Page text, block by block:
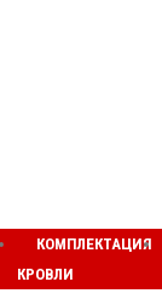
КОМПЛЕКТАЦИЯ
КРОВЛИ